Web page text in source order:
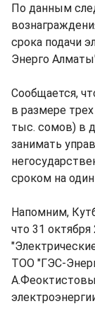
По данным
срока подачи
Энерго
Сообщается,
в размере
тыс. сомов) в
занимать
сроком на один
Напомним,
что 31
ТОО "ГЭС-